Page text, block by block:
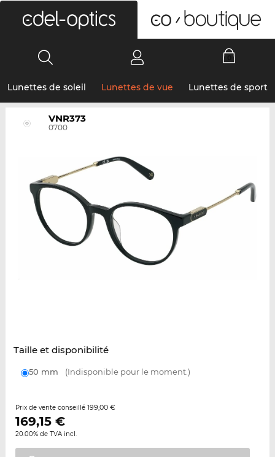
Lunettes de soleil Lunettes de vue Lunettes de sport
VNR373
0700
Taille et disponibilité
50 mm (Indisponible pour le moment.)
Prix de vente conseillé 199,00 €
169,15€
20.00% de TVA incl.